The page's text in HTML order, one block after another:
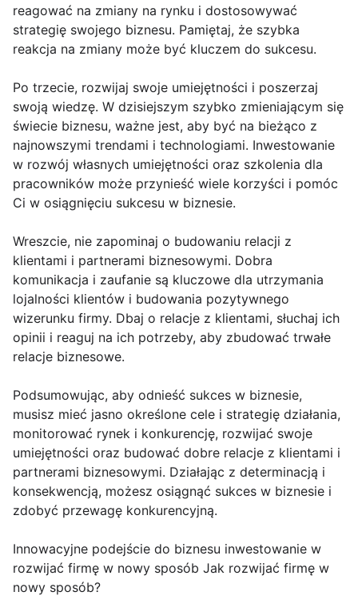
reagować na zmiany na rynku i dostosowywać
strategię swojego biznesu. Pamiętaj, że szybka
reakcja na zmiany może być kluczem do sukcesu.
Po trzecie, rozwijaj swoje umiejętności i poszerzaj
swoją wiedzę. W dzisiejszym szybko zmieniającym się
świecie biznesu, ważne jest, aby być na bieżąco z
najnowszymi trendami i technologiami. Inwestowanie
w rozwój własnych umiejętności oraz szkolenia dla
pracowników może przynieść wiele korzyści i pomóc
Ci w osiągnięciu sukcesu w biznesie.
Wreszcie, nie zapominaj o budowaniu relacji z
klientami i partnerami biznesowymi. Dobra
komunikacja i zaufanie są kluczowe dla utrzymania
lojalności klientów i budowania pozytywnego
wizerunku firmy. Dbaj o relacje z klientami, słuchaj ich
opinii i reaguj na ich potrzeby, aby zbudować trwałe
relacje biznesowe.
Podsumowując, aby odnieść sukces w biznesie,
musisz mieć jasno określone cele i strategię działania,
monitorować rynek i konkurencję, rozwijać swoje
umiejętności oraz budować dobre relacje z klientami i
partnerami biznesowymi. Działając z determinacją i
konsekwencją, możesz osiągnąć sukces w biznesie i
zdobyć przewagę konkurencyjną.
Innowacyjne podejście do biznesu inwestowanie w
rozwijać firmę w nowy sposób Jak rozwijać firmę w
nowy sposób?